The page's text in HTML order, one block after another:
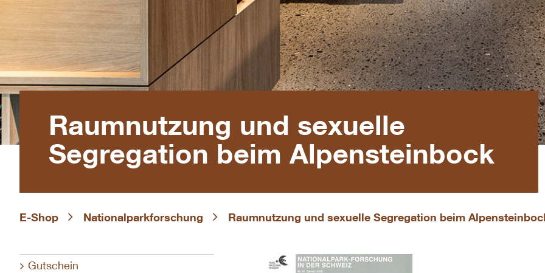
E-Shop Nationalparkforschung Raumnutzung und sexuelle Segregation beim
Gutschein
Raumnutzung und sexuelle
Segregation beim Alpensteinbock